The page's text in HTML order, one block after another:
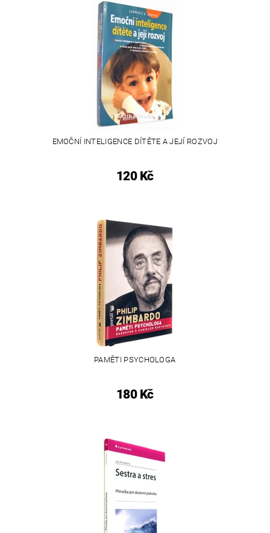
EMOČNÍ INTELIGENCE DÍTĚTE A JEJÍ ROZVOJ
120 Kč
PAMĚTI PSYCHOLOGA
180 Kč